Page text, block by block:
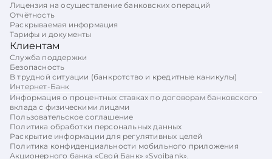
Лицензия на осуществление банковских операций
Отчётность
Раскрываемая информация
Тарифы и документы
Клиентам
Служба поддержки
Безопасность
В трудной ситуации (банкротство и кредитные каникулы)
Интернет-Банк
Информация о процентных ставках по договорам банковского
вклада с физическими лицами
Пользовательское соглашение
Политика обработки персональных данных
Раскрытие информации для регулятивных целей
Политика конфиденциальности мобильного приложения
Акционерного банка «Свой Банк» «Svoibank».